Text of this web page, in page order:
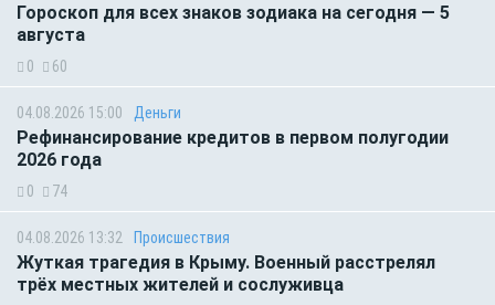
Гороскоп для всех знаков зодиака на сегодня — 5
августа
0 60
04.08.2026 15:00 Деньги
Рефинансирование кредитов в первом полугодии
2026 года
0 74
04.08.2026 13:32 Происшествия
Жуткая трагедия в Крыму. Военный расстрелял
трёх местных жителей и сослуживца